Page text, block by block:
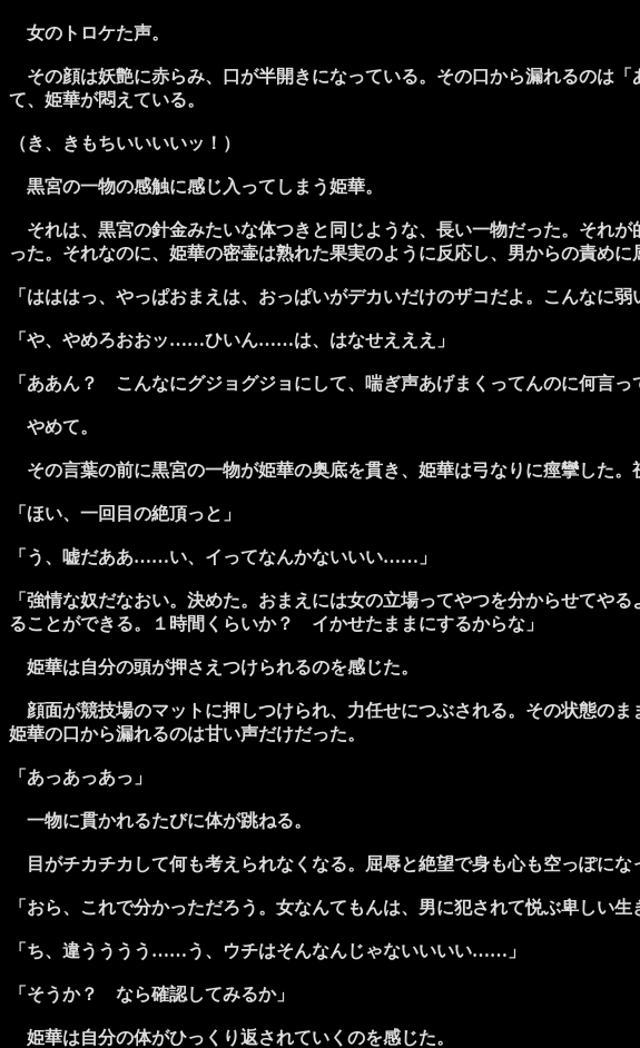
女のトロケた声。
その顔は妖艶に赤らみ、口が半開きになっている。その口から漏れるのは
て、姫華が悶えている。
（き、きもちいいいいッ！）
黒宮の一物の感触に感じ入ってしまう姫華。
それは、黒宮の針金みたいな体つきと同じような、長い一物だった。それ
った。それなのに、姫華の密壷は熟れた果実のように反応し、男からの責めに
「はははっ、やっぱおまえは、おっぱいがデカいだけのザコだよ。こんなに弱
「や、やめろおおッ……ひいん……は、はなせえええ」
「ああん？ こんなにグジョグジョにして、喘ぎ声あげまくってんのに何言
やめて。
その言葉の前に黒宮の一物が姫華の奥底を貫き、姫華は弓なりに痙攣した
「ほい、一回目の絶頂っと」
「う、嘘だああ……い、イってなんかないいい……」
「強情な奴だなおい。決めた。おまえには女の立場ってやつを分からせてや
ることができる。１時間くらいか？ イかせたままにするからな」
姫華は自分の頭が押さえつけられるのを感じた。
顔面が競技場のマットに押しつけられ、力任せにつぶされる。その状態の
姫華の口から漏れるのは甘い声だけだった。
「あっあっあっ」
一物に貫かれるたびに体が跳ねる。
目がチカチカして何も考えられなくなる。屈辱と絶望で身も心も空っぽにな
「おら、これで分かっただろう。女なんてもんは、男に犯されて悦ぶ卑しい
「ち、違うううう……う、ウチはそんなんじゃないいいい……」
「そうか？ なら確認してみるか」
姫華は自分の体がひっくり返されていくのを感じた。